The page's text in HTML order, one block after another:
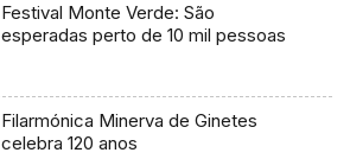
Festival Monte Verde: São
esperadas perto de 10 mil pessoas
Filarmónica Minerva de Ginetes
celebra 120 anos